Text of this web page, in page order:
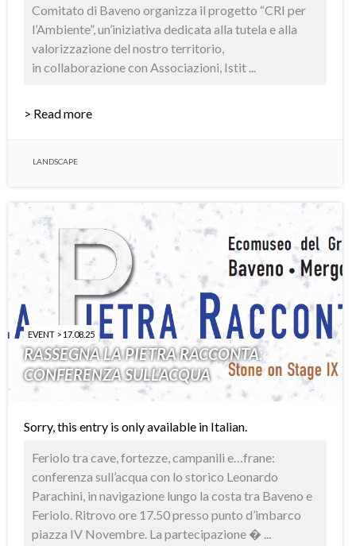
Comitato di Baveno organizza il progetto “CRI per
l’Ambiente”, un’iniziativa dedicata alla tutela e alla
valorizzazione del nostro territorio,
in collaborazione con Associazioni, Istit ...
> Read more
LANDSCAPE
EVENT > 17.08.25
RASSEGNA LA PIETRA RACCONTA:
CONFERENZA SULL’ACQUA
Sorry, this entry is only available in Italian.
Feriolo tra cave, fortezze, campanili e…frane:
conferenza sull’acqua con lo storico Leonardo
Parachini, in navigazione lungo la costa tra Baveno e
Feriolo. Ritrovo ore 17.50 presso punto d’imbarco
piazza IV Novembre. La partecipazione � ...